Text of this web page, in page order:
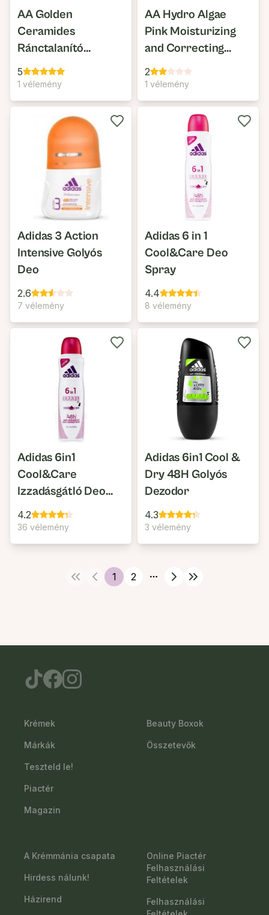
AA Golden
Ceramides
Ránctalanító
Nappali Arckrém
Száraz és Normál
Bőrre
5
1 vélemény
AA Hydro Algae
Pink Moisturizing
and Correcting
Cream
2
1 vélemény
Adidas 3 Action
Intensive Golyós
Deo
2.6
7 vélemény
Adidas 6 in 1
Cool&Care Deo
Spray
4.4
8 vélemény
Adidas 6in1
Cool&Care
Izzadásgátló Deo
Spray
4.2
36 vélemény
Adidas 6in1 Cool &
Dry 48H Golyós
Dezodor
4.3
3 vélemény
1 2
More pages
Krémek
Márkák
Teszteld le!
Piactér
Magazin
Beauty Boxok
Összetevők
A Krémmánia csapata
Hirdess nálunk!
Házirend
Online Piactér
Felhasználási
Feltételek
Felhasználási